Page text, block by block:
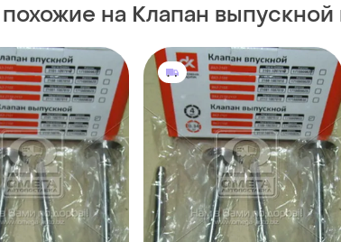
на Клапан выпускной